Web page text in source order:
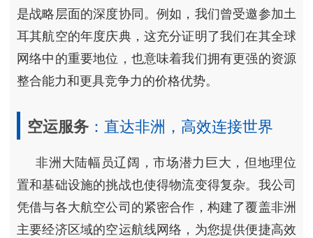
是战略层面的深度协同。例如，我们曾受邀参加土
耳其航空的年度庆典，这充分证明了我们在其全球
网络中的重要地位，也意味着我们拥有更强的资源
整合能力和更具竞争力的价格优势。
空运服务 ：直达非洲，高效连接世界
非洲大陆幅员辽阔，市场潜力巨大，但地理位
置和基础设施的挑战也使得物流变得复杂。我公司
凭借与各大航空公司的紧密合作，构建了覆盖非洲
主要经济区域的空运航线网络，为您提供便捷高效